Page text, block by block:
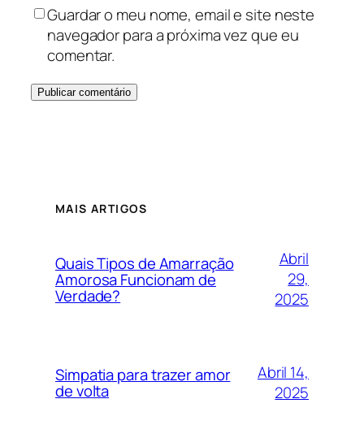
Guardar o meu nome, email e site neste
navegador para a próxima vez que eu
comentar.
MAIS ARTIGOS
Quais Tipos de Amarração
Amorosa Funcionam de
Verdade?
Abril
29,
2025
Simpatia para trazer amor
de volta
Abril 14,
2025